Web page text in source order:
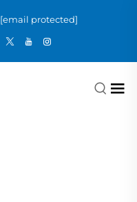
[email protected]